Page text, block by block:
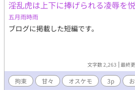
淫乱虎は上下に捧げられる凌辱を
五月雨時雨
ブログに掲載した短編です。
文字数 2,263 最終
拘束 甘々 オスケモ 3p